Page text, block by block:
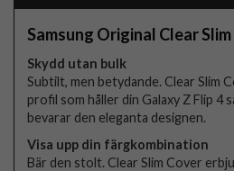
Samsung Original Clear
Skydd utan bulk
Subtilt, men betydande. Clear Slim
profil som håller din Galaxy Z Flip 4
bevarar den eleganta designen.
Visa upp din färgkombination
Bär den stolt. Clear Slim Cover